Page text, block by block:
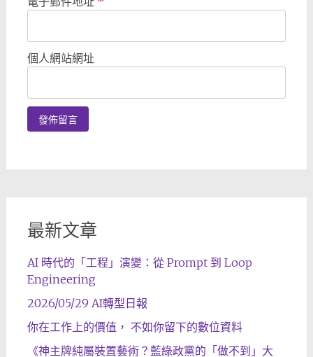
個人網站網址
最新文章
AI 時代的「工程」演變：從 Prompt 到 Loop
Engineering
2026/05/29 AI轉型日報
你在工作上的價值， 不如你留下的數位資料
《神主牌純屬裝置藝術？藍綠政黨的「做不到」大